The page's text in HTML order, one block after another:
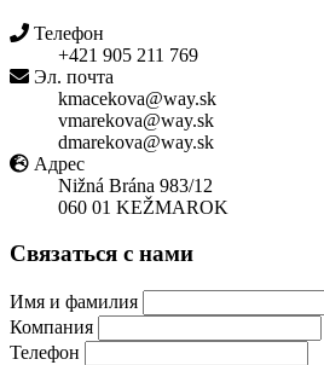
Телефон
+421 905 211 769
Эл. почта
kmacekova@way.sk
vmarekova@way.sk
dmarekova@way.sk
Адрес
Nižná Brána 983/12
060 01 KEŽMAROK
Связаться с нами
Имя и фамилия
Компания
Телефон